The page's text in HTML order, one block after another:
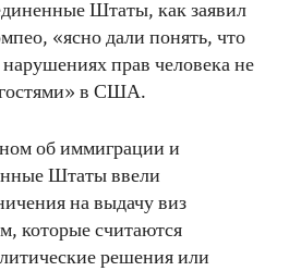
Штаты, как заявил
«ясно дали понять, что
прав человека не
в США.
об иммиграции и
Штаты ввели
на выдачу виз
которые считаются
решения или